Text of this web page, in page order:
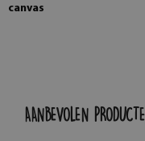
canvas
AANBEVOLEN